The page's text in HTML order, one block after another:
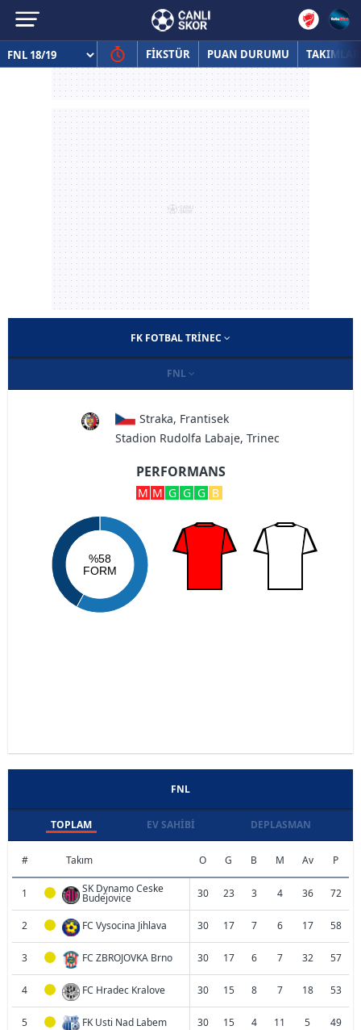
FİKSTÜR PUAN DURUMU TAKIMLAR
FK FOTBAL TRINEC
FNL
Straka, Frantisek
Stadion Rudolfa Labaje, Trinec
PERFORMANS
M M G G G B
%58
FORM
FNL
TOPLAM EV SAHIBI DEPLASMAN
# Takım O G B M Av P
1 SK Dynamo Ceske
Budejovice 30 23 3 4 36 72
2 FC Vysocina Jihlava 30 17 7 6 17 58
3 FC ZBROJOVKA Brno 30 17 6 7 32 57
4 FC Hradec Kralove 30 15 8 7 18 53
5 FK Usti Nad Labem 30 15 4 11 5 49